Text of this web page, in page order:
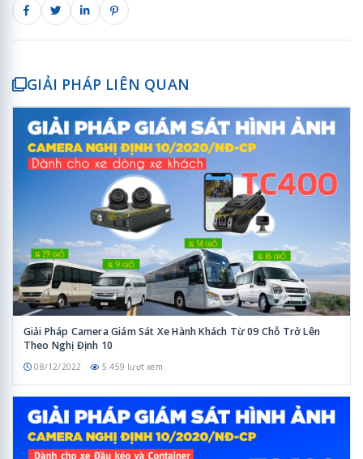
GIẢI PHÁP LIÊN QUAN
Giải Pháp Camera Giám Sát Xe Hành Khách Từ 09 Chỗ Trở Lên
Theo Nghị Định 10
08/12/2022 5.459 lượt xem